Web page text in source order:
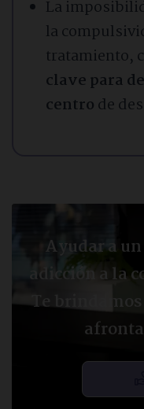
La
la
tratamiento,
clave para
centro de
Ayudar a
adicción a la
Te